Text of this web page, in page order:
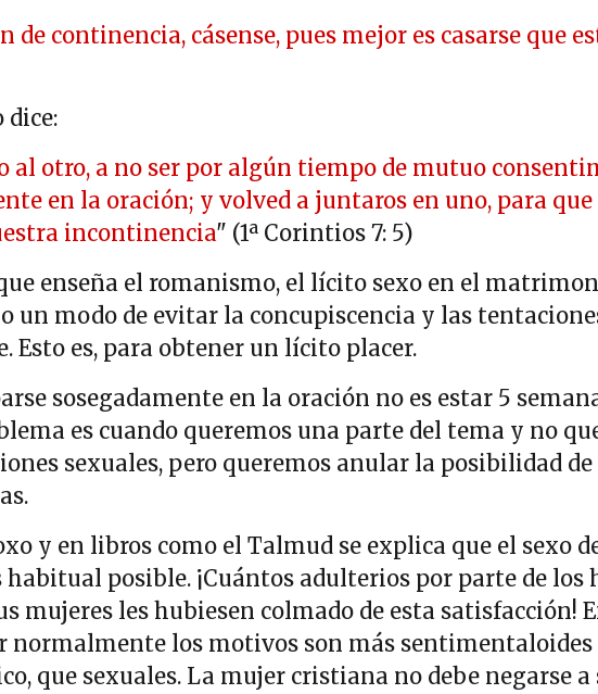
de continencia, cásense, pues mejor es casarse que
dice:
al otro, a no ser por algún tiempo de mutuo
en la oración; y volved a juntaros en uno, para
incontinencia" (1ª Corintios 7: 5)
enseña el romanismo, el lícito sexo en el
un modo de evitar la concupiscencia y las
Esto es, para obtener un lícito placer.
sosegadamente en la oración no es estar 5
es cuando queremos una parte del tema y no
sexuales, pero queremos anular la posibilidad
y en libros como el Talmud se explica que el sexo
posible. ¡Cuántos adulterios por parte de los
mujeres les hubiesen colmado de esta satisfacción!
normalmente los motivos son más sentimentaloides
que sexuales. La mujer cristiana no debe negarse